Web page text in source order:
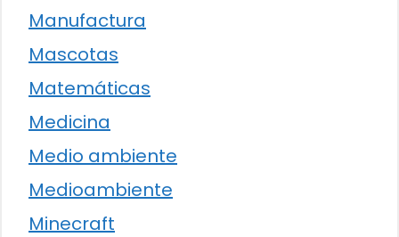
Manufactura
Mascotas
Matemáticas
Medicina
Medio ambiente
Medioambiente
Minecraft